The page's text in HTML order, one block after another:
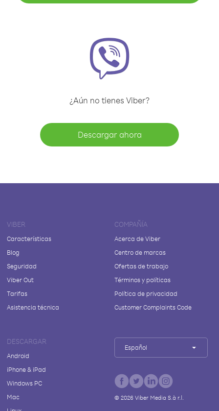
¿Aún no tienes Viber?
Descargar ahora
VIBER
Características
Blog
Seguridad
Viber Out
Tarifas
Asistencia técnica
COMPAÑÍA
Acerca de Viber
Centro de marcas
Ofertas de trabajo
Términos y políticas
Política de privacidad
Customer Complaints Code
DESCARGAR
Android
iPhone & iPad
Windows PC
Mac
Español
© 2026Viber Media S.à r.l.